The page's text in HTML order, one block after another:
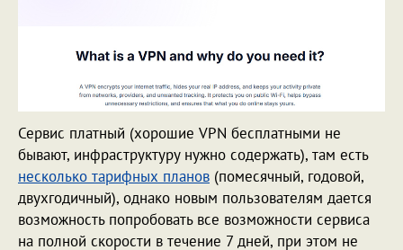
Сервис платный (хорошие VPN бесплатными не
бывают, инфраструктуру нужно содержать), там есть
несколько тарифных планов (помесячный, годовой,
двухгодичный), однако новым пользователям дается
возможность попробовать все возможности сервиса
на полной скорости в течение 7 дней, при этом не